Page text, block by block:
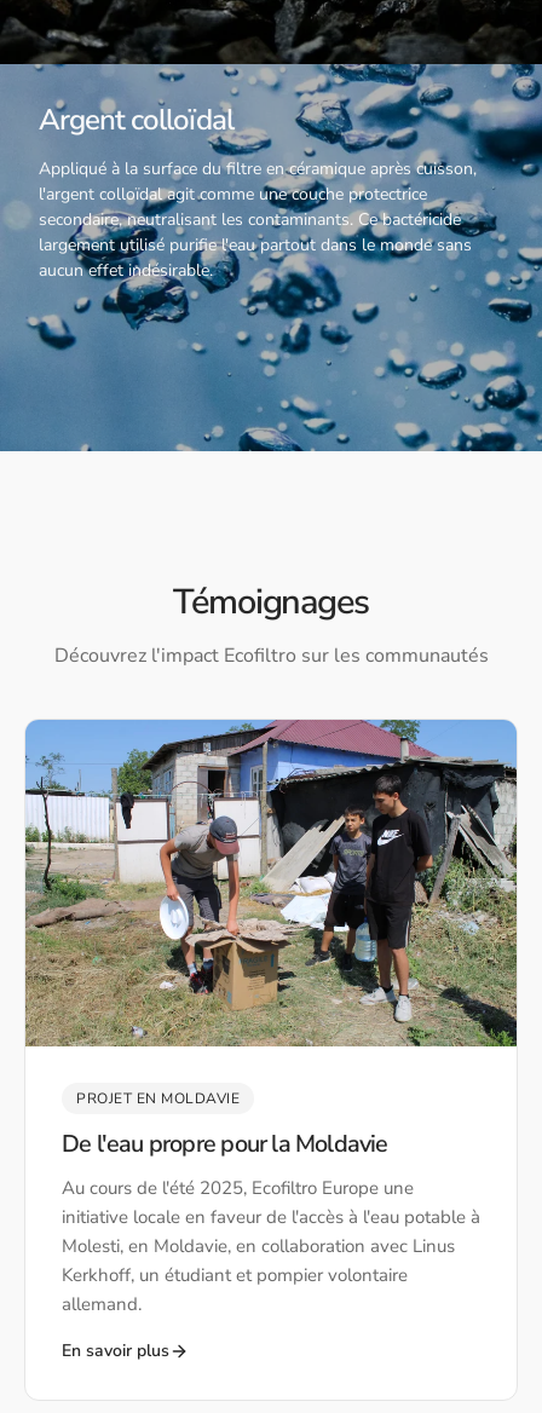
Argent colloïdal
Appliqué à la surface du filtre en céramique après cuisson,
l'argent colloïdal agit comme une couche protectrice
secondaire, neutralisant les contaminants. Ce bactéricide
largement utilisé purifie l'eau partout dans le monde sans
aucun effet indésirable.
Témoignages
Découvrez l'impact Ecofiltro sur les communautés
PROJET EN MOLDAVIE
De l'eau propre pour la Moldavie
Au cours de l'été 2025, Ecofiltro Europe une
initiative locale en faveur de l'accès à l'eau potable à
Molesti, en Moldavie, en collaboration avec Linus
Kerkhoff, un étudiant et pompier volontaire
allemand.
En savoir plus